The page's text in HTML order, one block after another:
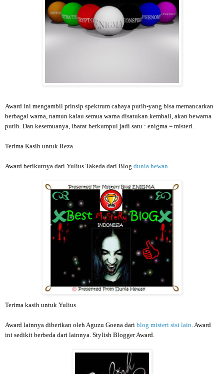
Award ini mengambil prinsip spektrum cahaya putih-yang bisa memancarkan
berbagai warna, namun kalau semua warna disatukan kembali, akan bewarna
putih. Dan kesemuanya, ibarat berkumpul jadi satu : enigma = misteri.
Terima Kasih untuk Reza.
Award berikutnya dari Yulius Takeda dari Blog dunia hewan
Terima kasih untuk Yulius
Award lainnya diberikan oleh Aguzu Goena dari blog misteri sisi lain . Award
ini sedikit berbeda dari lainnya. Stylish Blogger Award.